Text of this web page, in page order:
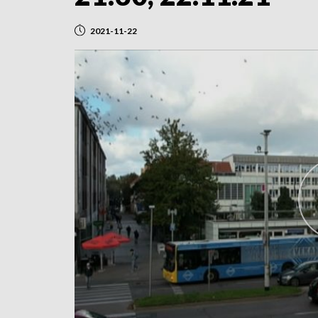
2021-11-22